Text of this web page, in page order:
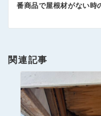
シ
ン
番商品で屋根材がない時
関連記事